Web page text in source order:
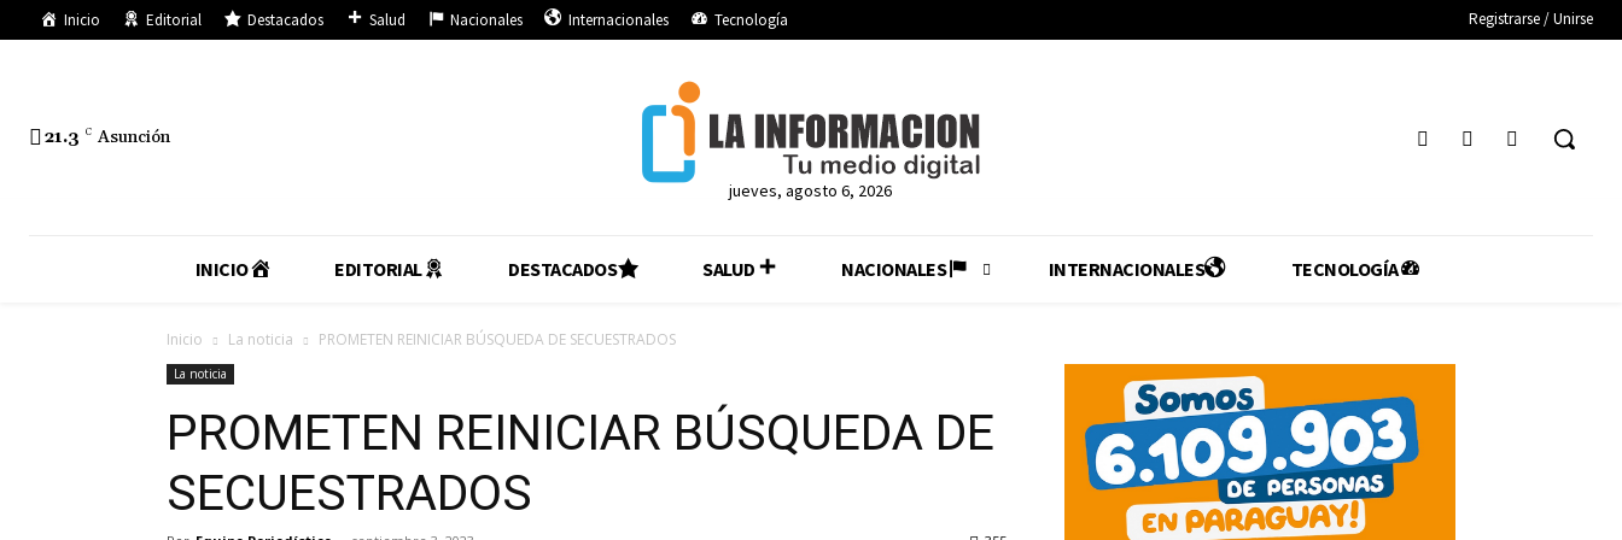
Inicio Editorial Destacados Salud Nacionales Internacionales Tecnología Registrarse / Unirse
21.3 C Asunción
jueves, agosto 6, 2026
INICIO EDITORIAL DESTACADOS SALUD NACIONALES INTERNACIONALES TECNOLOGÍA
Inicio La noticia PROMETEN REINICIAR BÚSQUEDA DE SECUESTRADOS
La noticia
PROMETEN REINICIAR BÚSQUEDA DE
SECUESTRADOS